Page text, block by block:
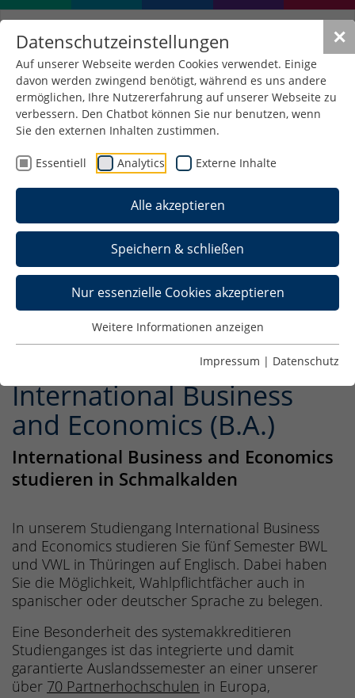
✕
Datenschutzeinstellungen
Auf unserer Webseite werden Cookies verwendet. Einige
davon werden zwingend benötigt, während es uns andere
ermöglichen, Ihre Nutzererfahrung auf unserer Webseite zu
verbessern. Den Chatbot können Sie nur benutzen, wenn
Sie den externen Inhalten zustimmen.
Essentiell Analytics Externe Inhalte
Alle akzeptieren
Speichern & schließen
Nur essenzielle Cookies akzeptieren
Weitere Informationen anzeigen
Impressum | Datenschutz
International Business
and Economics (B.A.)
International Business and Economics
studieren in Schmalkalden
In unserem Studiengang International Business
and Economics studieren Sie fünf Semester BWL
und VWL in Thüringen auf Englisch. Dabei haben
Sie die Möglichkeit, Wahlpflichtfächer auch in
spanischer oder deutscher Sprache zu belegen.
Eine Besonderheit des systemakkreditieren
Studienganges ist das integrierte und damit
garantierte Auslandssemester an einer unserer
über 70 Partnerhochschulen in Europa,